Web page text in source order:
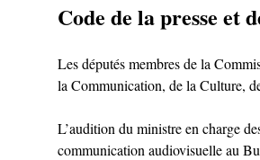
Code de la presse
Les députés membres de la
la Communication, de la Culture,
L’audition du ministre en charge
communication audiovisuelle au